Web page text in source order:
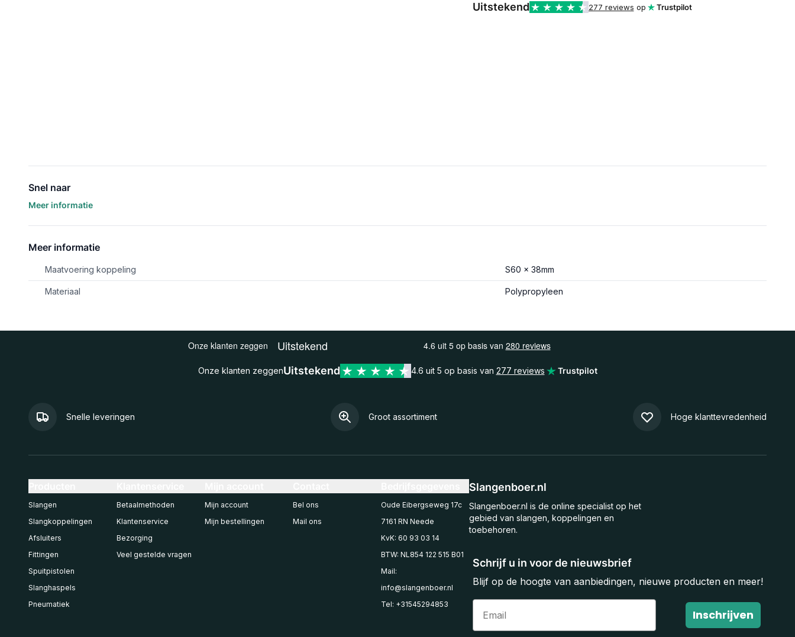
Uitstekend 277 reviews op Trustpilot
Snel naar
Meer informatie
Meer informatie
Maatvoering koppeling S60 x 38mm
Materiaal Polypropyleen
Onze klanten zeggenUitstekend 4.6 uit 5 op basis van 277 reviews Trustpilot
Snelle leveringen Groot assortiment Hoge klanttevredenheid
Schrijf u in voor de nieuwsbrief
Blijf op de hoogte van aanbiedingen, nieuwe producten en meer!
Email
Inschrijven
Slangenboer.nl
Slangenboer.nl is de online specialist op het
gebied van slangen, koppelingen en
toebehoren.
Slangen
Slangkoppelingen
Afsluiters
Fittingen
Spuitpistolen
Slanghaspels
Pneumatiek
Betaalmethoden
Klantenservice
Bezorging
Veel gestelde vragen
Mijn account
Mijn bestellingen
Bel ons
Mail ons
Oude Eibergseweg 17c
7161 RN Neede
KvK: 60 93 03 14
BTW: NL854 122 515 B01
Mail:
info@slangenboer.nl
Tel: +31545294853